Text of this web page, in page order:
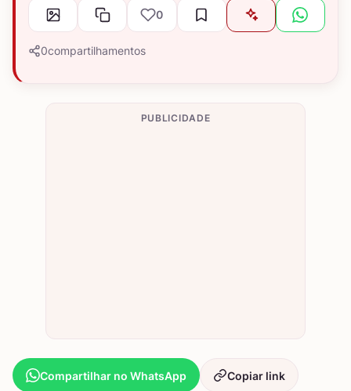
0
0compartilhamentos
PUBLICIDADE
Compartilhar no WhatsApp Copiar link